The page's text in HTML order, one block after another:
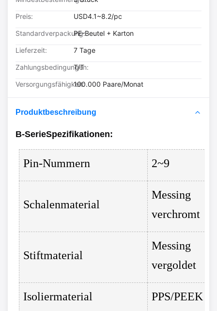
Preis: USD4.1~8.2/pc
Standardverpackung:PE-Beutel + Karton
Lieferzeit: 7 Tage
Zahlungsbedingungen:
T/T
Versorgungsfähigkeit:100.000 Paare/Monat
Produktbeschreibung
B-SerieSpezifikationen:
Pin-Nummern 2~9
Schalenmaterial
Messing
verchromt
Stiftmaterial
Messing
vergoldet
Isoliermaterial PPS/PEEK